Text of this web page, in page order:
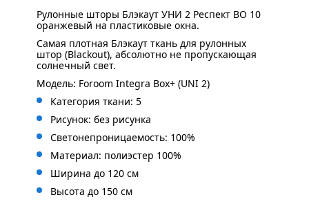
Рулонные шторы Блэкаут УНИ 2 Респект BO 10
оранжевый на пластиковые окна.
Самая плотная Блэкаут ткань для рулонных
штор (Blackout), абсолютно не пропускающая
солнечный свет.
Модель: Foroom Integra Box+ (UNI 2)
Категория ткани: 5
Рисунок: без рисунка
Светонепроницаемость: 100%
Материал: полиэстер 100%
Ширина до 120 см
Высота до 150 см